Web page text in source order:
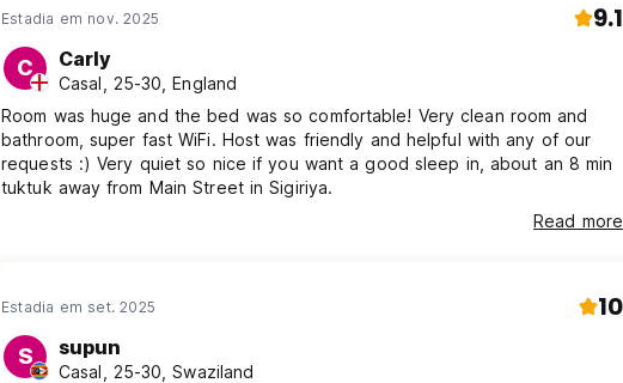
Estadia em nov. 2025 9.1
C Carly
Casal, 25-30, England
Room was huge and the bed was so comfortable! Very clean room and
bathroom, super fast WiFi. Host was friendly and helpful with any of our
requests :) Very quiet so nice if you want a good sleep in, about an 8 min
tuktuk away from Main Street in Sigiriya.
Read more
Estadia em set. 2025 10
S supun
Casal, 25-30, Swaziland